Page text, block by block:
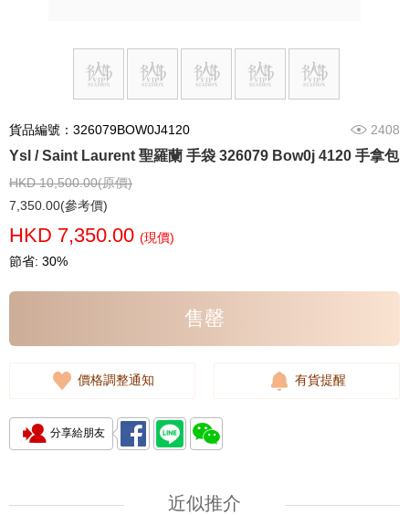
貨品編號：326079BOW0J4120 2408
Ysl / Saint Laurent 聖羅蘭 手袋 326079 Bow0j 4120 手拿包
HKD 10,500.00(原價)
7,350.00(參考價)
HKD 7,350.00 (現價)
節省: 30%
售罄
價格調整通知 有貨提醒
分享給朋友
近似推介